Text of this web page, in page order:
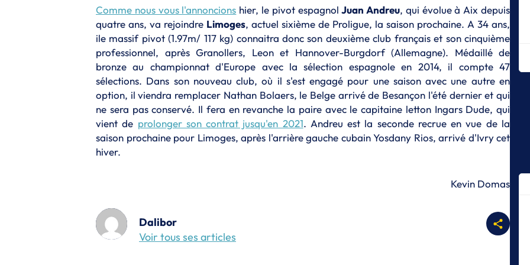
Comme nous vous l'annoncions hier, le pivot espagnolJuan Andreu, qui évolue à Aix depuis
quatre ans, va rejoindre Limoges, actuel sixième de Proligue, la saison prochaine. A 34 ans,
ile massif pivot (1.97m/ 117 kg) connaitra donc son deuxième club français et son cinquième
professionnel, après Granollers, Leon et Hannover-Burgdorf (Allemagne). Médaillé de
bronze au championnat d'Europe avec la sélection espagnole en 2014, il compte 47
sélections. Dans son nouveau club, où il s'est engagé pour une saison avec une autre en
option, il viendra remplacer Nathan Bolaers, le Belge arrivé de Besançon l'été dernier et qui
ne sera pas conservé. Il fera en revanche la paire avec le capitaine letton Ingars Dude, qui
vient de prolonger son contrat jusqu'en 2021. Andreu est la seconde recrue en vue de la
saison prochaine pour Limoges, après l'arrière gauche cubain Yosdany Rios, arrivé d'Ivry cet
hiver.
Kevin Domas
Dalibor
Voir tous ses articles